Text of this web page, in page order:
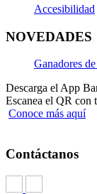
Accesibilidad
NOVEDADES
Ganadores
Descarga el App
Escanea el QR con
Conoce más aquí
Contáctanos